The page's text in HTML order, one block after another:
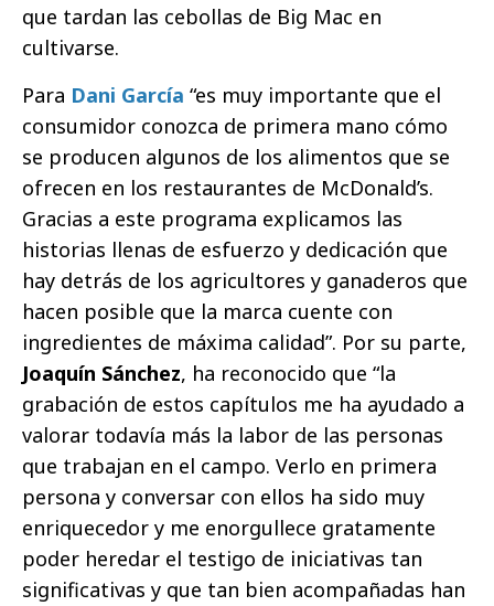
que tardan las cebollas de Big Mac en
cultivarse.
Para Dani García “es muy importante que el
consumidor conozca de primera mano cómo
se producen algunos de los alimentos que se
ofrecen en los restaurantes de McDonald’s.
Gracias a este programa explicamos las
historias llenas de esfuerzo y dedicación que
hay detrás de los agricultores y ganaderos que
hacen posible que la marca cuente con
ingredientes de máxima calidad”. Por su parte,
Joaquín Sánchez, ha reconocido que “la
grabación de estos capítulos me ha ayudado a
valorar todavía más la labor de las personas
que trabajan en el campo. Verlo en primera
persona y conversar con ellos ha sido muy
enriquecedor y me enorgullece gratamente
poder heredar el testigo de iniciativas tan
significativas y que tan bien acompañadas han